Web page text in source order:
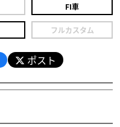
FI車
フルカスタム
ポスト